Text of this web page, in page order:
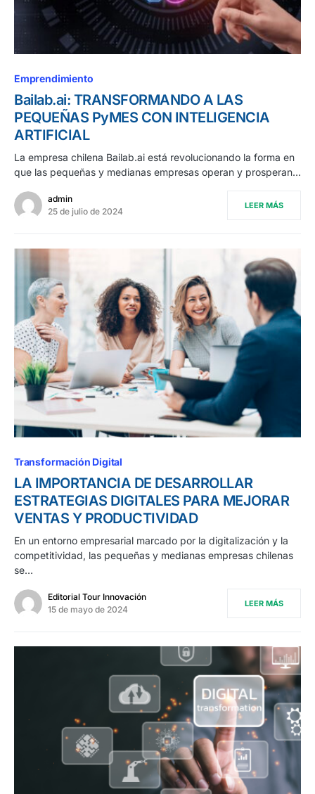
Emprendimiento
Bailab.ai: TRANSFORMANDO A LAS
PEQUEÑAS PyMES CON INTELIGENCIA
ARTIFICIAL
La empresa chilena Bailab.ai está revolucionando la forma en
que las pequeñas y medianas empresas operan y prosperan…
admin
25 de julio de 2024
LEER MÁS
Transformación Digital
LA IMPORTANCIA DE DESARROLLAR
ESTRATEGIAS DIGITALES PARA MEJORAR
VENTAS Y PRODUCTIVIDAD
En un entorno empresarial marcado por la digitalización y la
competitividad, las pequeñas y medianas empresas chilenas
se…
Editorial Tour Innovación
15 de mayo de 2024
LEER MÁS